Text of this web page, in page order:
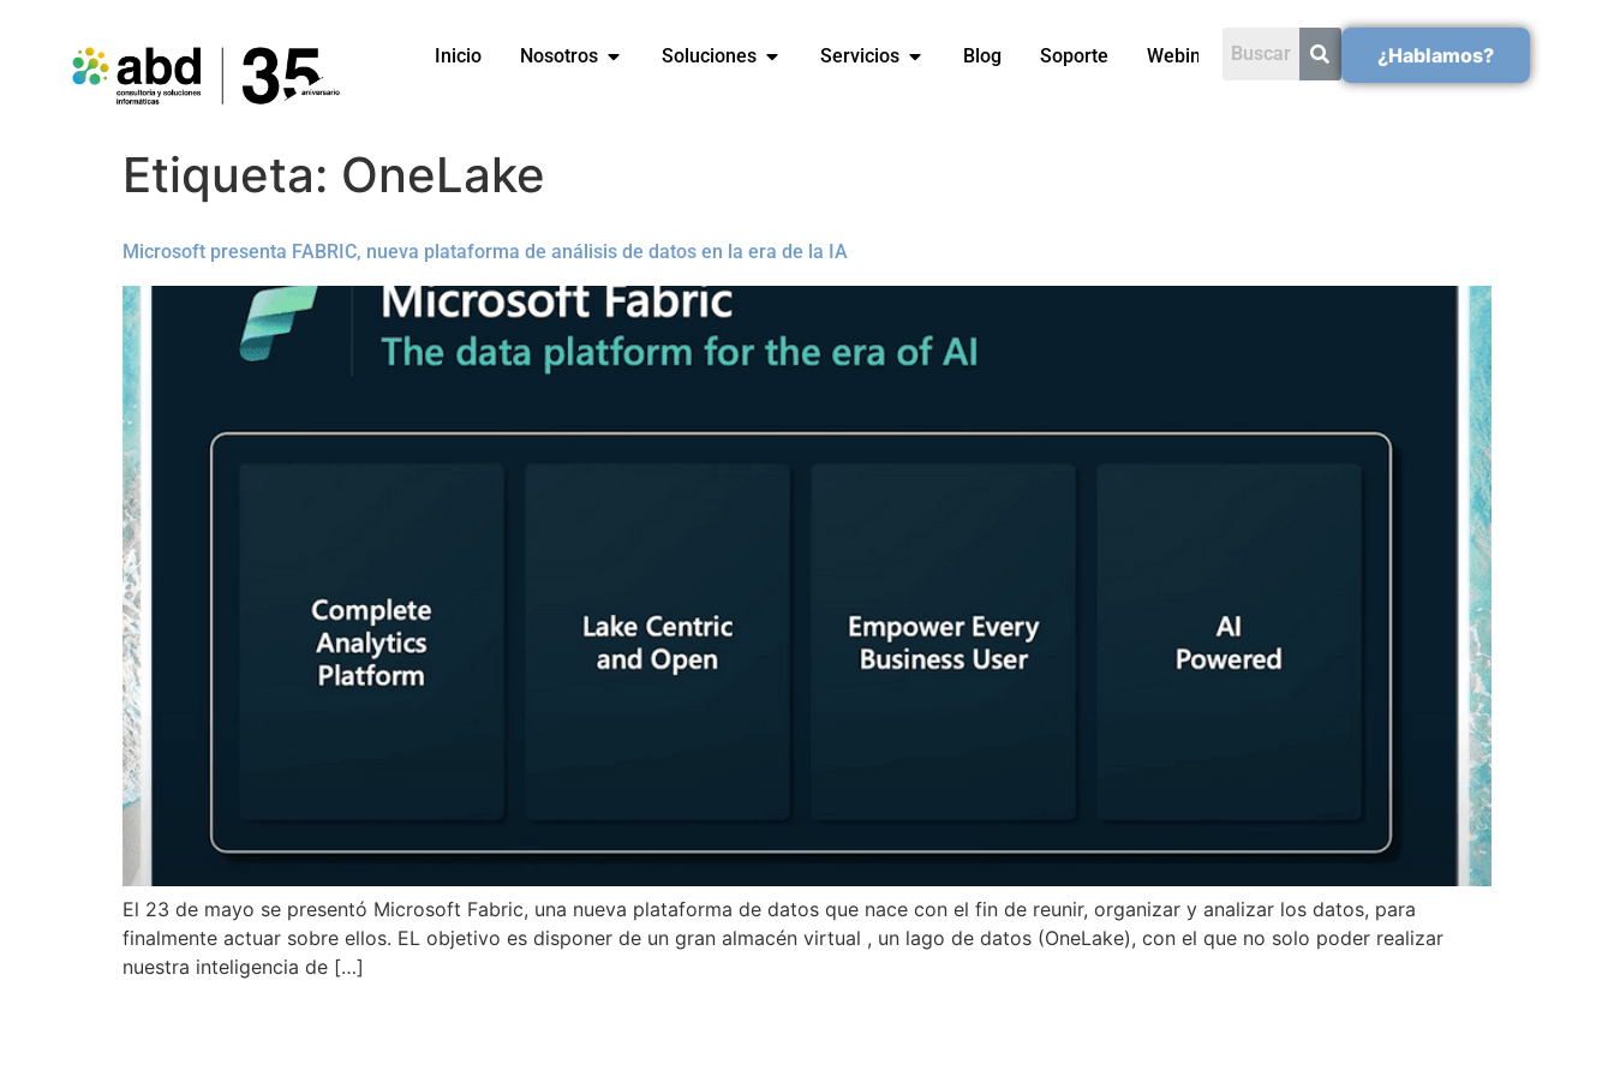
Inicio Nosotros Soluciones Servicios Blog Soporte Webinars ¿Hablamos?
Etiqueta: OneLake
Microsoft presenta FABRIC, nueva plataforma de análisis de datos en la era de la IA
El 23 de mayo se presentó Microsoft Fabric, una nueva plataforma de datos que nace con el fin de reunir, organizar y analizar los datos, para
finalmente actuar sobre ellos. EL objetivo es disponer de un gran almacén virtual , un lago de datos (OneLake), con el que no solo poder realizar
nuestra inteligencia de […]